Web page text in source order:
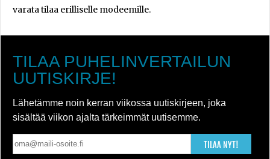
varata tilaa erilliselle modeemille.
TILAA PUHELINVERTAILUN
UUTISKIRJE!
Lähetämme noin kerran viikossa uutiskirjeen, joka
sisältää viikon ajalta tärkeimmät uutisemme.
TILAA NYT!